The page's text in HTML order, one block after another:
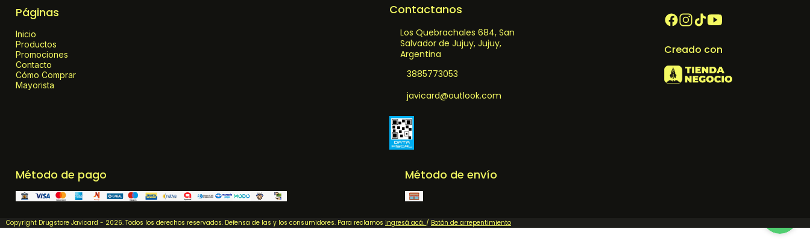
Páginas
Inicio
Productos
Promociones
Contacto
Cómo Comprar
Mayorista
Contactanos
Los Quebrachales 684, San
Salvador de Jujuy, Jujuy,
Argentina
3885773053
javicard@outlook.com
Creado con
Método de pago Método de envío
Copyright Drugstore Javicard - 2026. Todos los derechos reservados. Defensa de las y los consumidores. Para reclamos ingresá acá. / Botón de arrepentimiento